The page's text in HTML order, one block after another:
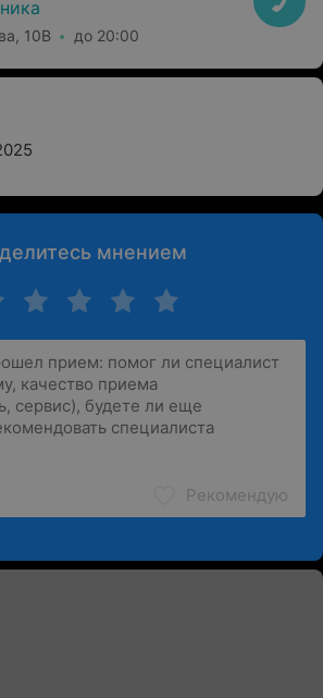
10В до 20:00
мнением
Рекомендую